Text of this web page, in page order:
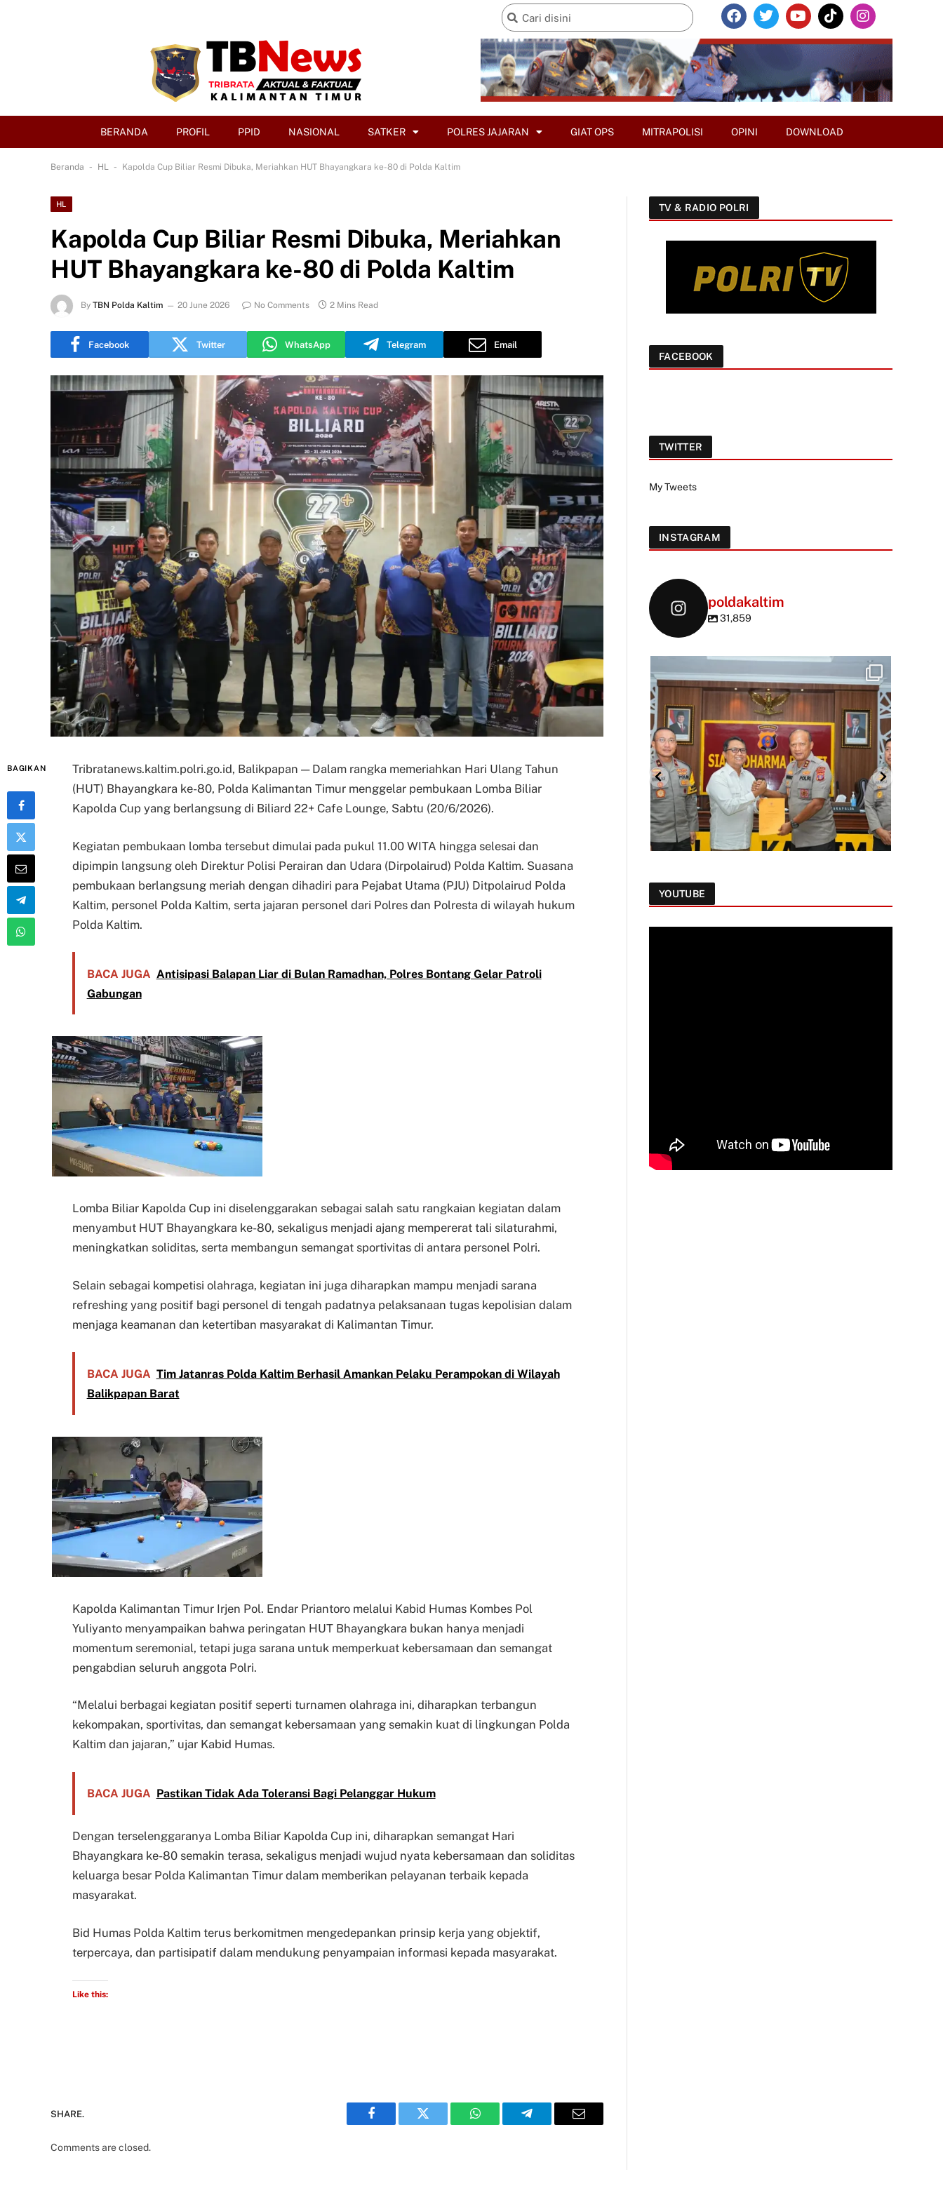
BERANDA PROFIL PPID NASIONAL SATKER POLRES JAJARAN GIAT OPS MITRAPOLISI OPINI DOWNLOAD
Beranda - HL - Kapolda Cup Biliar Resmi Dibuka, Meriahkan HUT Bhayangkara ke-80 di Polda Kaltim
HL
Kapolda Cup Biliar Resmi Dibuka, Meriahkan
HUT Bhayangkara ke-80 di Polda Kaltim
By TBN Polda Kaltim 20 June 2026 No Comments 2 Mins Read
Facebook Twitter WhatsApp Telegram Email
BAGIKAN
Tribratanews.kaltim.polri.go.id, Balikpapan — Dalam rangka memeriahkan Hari Ulang Tahun
(HUT) Bhayangkara ke-80, Polda Kalimantan Timur menggelar pembukaan Lomba Biliar
Kapolda Cup yang berlangsung di Biliard 22+ Cafe Lounge, Sabtu (20/6/2026).
Kegiatan pembukaan lomba tersebut dimulai pada pukul 11.00 WITA hingga selesai dan
dipimpin langsung oleh Direktur Polisi Perairan dan Udara (Dirpolairud) Polda Kaltim. Suasana
pembukaan berlangsung meriah dengan dihadiri para Pejabat Utama (PJU) Ditpolairud Polda
Kaltim, personel Polda Kaltim, serta jajaran personel dari Polres dan Polresta di wilayah hukum
Polda Kaltim.
BACA JUGA Antisipasi Balapan Liar di Bulan Ramadhan, Polres Bontang Gelar Patroli
Gabungan
Lomba Biliar Kapolda Cup ini diselenggarakan sebagai salah satu rangkaian kegiatan dalam
menyambut HUT Bhayangkara ke-80, sekaligus menjadi ajang mempererat tali silaturahmi,
meningkatkan soliditas, serta membangun semangat sportivitas di antara personel Polri.
Selain sebagai kompetisi olahraga, kegiatan ini juga diharapkan mampu menjadi sarana
refreshing yang positif bagi personel di tengah padatnya pelaksanaan tugas kepolisian dalam
menjaga keamanan dan ketertiban masyarakat di Kalimantan Timur.
BACA JUGA Tim Jatanras Polda Kaltim Berhasil Amankan Pelaku Perampokan di Wilayah
Balikpapan Barat
Kapolda Kalimantan Timur Irjen Pol. Endar Priantoro melalui Kabid Humas Kombes Pol
Yuliyanto menyampaikan bahwa peringatan HUT Bhayangkara bukan hanya menjadi
momentum seremonial, tetapi juga sarana untuk memperkuat kebersamaan dan semangat
pengabdian seluruh anggota Polri.
“Melalui berbagai kegiatan positif seperti turnamen olahraga ini, diharapkan terbangun
kekompakan, sportivitas, dan semangat kebersamaan yang semakin kuat di lingkungan Polda
Kaltim dan jajaran,” ujar Kabid Humas.
BACA JUGA Pastikan Tidak Ada Toleransi Bagi Pelanggar Hukum
Dengan terselenggaranya Lomba Biliar Kapolda Cup ini, diharapkan semangat Hari
Bhayangkara ke-80 semakin terasa, sekaligus menjadi wujud nyata kebersamaan dan soliditas
keluarga besar Polda Kalimantan Timur dalam memberikan pelayanan terbaik kepada
masyarakat.
Bid Humas Polda Kaltim terus berkomitmen mengedepankan prinsip kerja yang objektif,
terpercaya, dan partisipatif dalam mendukung penyampaian informasi kepada masyarakat.
Like this:
SHARE.
Facebook Twitter WhatsAppTelegram Email
Comments are closed.
TV & RADIO POLRI
FACEBOOK
TWITTER
My Tweets
INSTAGRAM
poldakaltim
31,859
YOUTUBE